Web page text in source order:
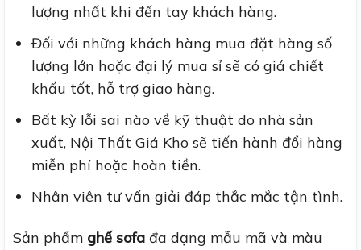
lượng nhất khi đến tay khách hàng.
Đối với những khách hàng mua đặt hàng số
lượng lớn hoặc đại lý mua sỉ sẽ có giá chiết
khấu tốt, hỗ trợ giao hàng.
Bất kỳ lỗi sai nào về kỹ thuật do nhà sản
xuất, Nội Thất Giá Kho sẽ tiến hành đổi hàng
miễn phí hoặc hoàn tiền.
Nhân viên tư vấn giải đáp thắc mắc tận tình.
Sản phẩm ghế sofa đa dạng mẫu mã và màu